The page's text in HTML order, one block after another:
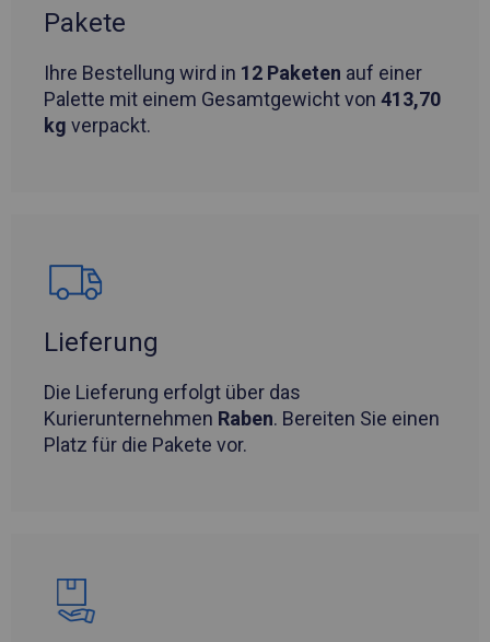
Pakete
Ihre Bestellung wird in 12 Paketen auf einer
Palette mit einem Gesamtgewicht von 413,70
kg verpackt.
Lieferung
Die Lieferung erfolgt über das
Kurierunternehmen Raben. Bereiten Sie einen
Platz für die Pakete vor.